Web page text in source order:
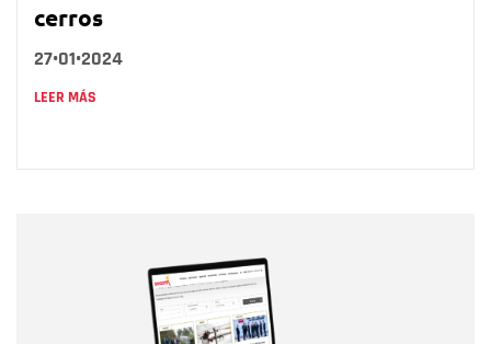
cerros
27•01•2024
LEER MÁS
Correo electrónico